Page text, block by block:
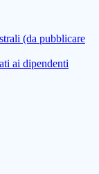
(da pubblicare
ai dipendenti